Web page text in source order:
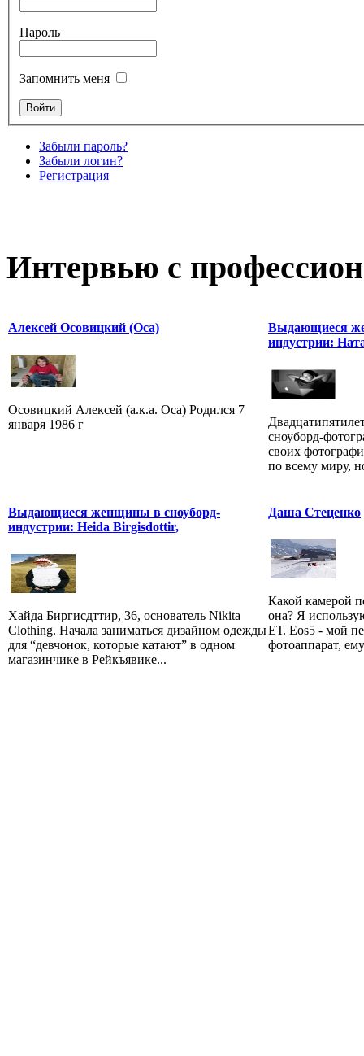
Пароль
Запомнить меня
Забыли пароль?
Забыли логин?
Регистрация
Интервью с
Алексей Осовицкий (Оса)
Осовицкий Алексей (а.к.а. Оса) Родился 7
января 1986 г
Выдающиеся
индустрии:
сноуборд-
своих
по всему миру,
Выдающиеся женщины в сноуборд-
индустрии: Heida Birgisdottir,
Хайда Биргисдттир, 36, основатель Nikita
Clothing. Начала заниматься дизайном одежды
для “девчонок, которые катают” в одном
магазинчике в Рейкъявике...
Даша Стеценко
Какой камерой
она? Я
ЕТ. Eos5 - мой
фотоаппарат,